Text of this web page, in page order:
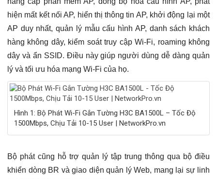
hiện mất kết nối AP, hiển thị thông tin AP, khởi động lại một
AP duy nhất, quản lý mẫu cấu hình AP, danh sách khách
hàng không dây, kiểm soát truy cập Wi-Fi, roaming không
dây và ẩn SSID. Điều này giúp người dùng dễ dàng quản
lý và tối ưu hóa mạng Wi-Fi của họ.
Hình 1: Bộ Phát Wi-Fi Gắn Tường H3C BA1500L – Tốc Độ
1500Mbps, Chịu Tải 10-15 User | NetworkPro.vn
Bộ phát cũng hỗ trợ quản lý tập trung thông qua bộ điều
khiển dòng BR và giao diện quản lý Web, mang lại sự linh